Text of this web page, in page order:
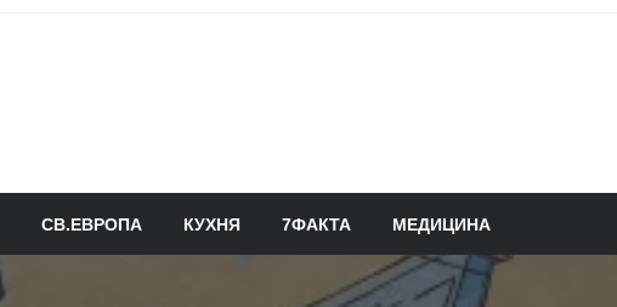
СВ.ЕВРОПА КУХНЯ 7ФАКТА МЕДИЦИНА